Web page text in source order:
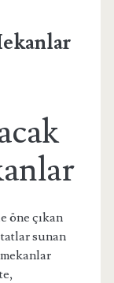
öne çıkan
sunan